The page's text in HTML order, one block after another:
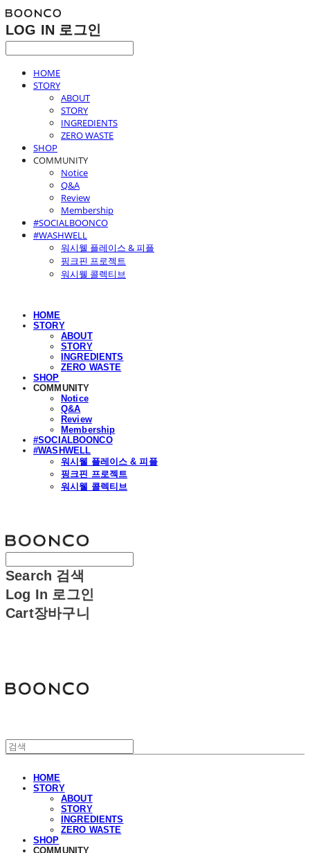
LOG IN 로그인
HOME
STORY
ABOUT
STORY
INGREDIENTS
ZERO WASTE
SHOP
COMMUNITY
Notice
Q&A
Review
Membership
#SOCIALBOONCO
#WASHWELL
워시웰 플레이스 & 피플
핑크핀 프로젝트
워시웰 콜렉티브
HOME
STORY
ABOUT
STORY
INGREDIENTS
ZERO WASTE
SHOP
COMMUNITY
Notice
Q&A
Review
Membership
#SOCIALBOONCO
#WASHWELL
워시웰 플레이스 & 피플
핑크핀 프로젝트
워시웰 콜렉티브
Search 검색
Log In 로그인
Cart장바구니
HOME
STORY
ABOUT
STORY
INGREDIENTS
ZERO WASTE
SHOP
COMMUNITY